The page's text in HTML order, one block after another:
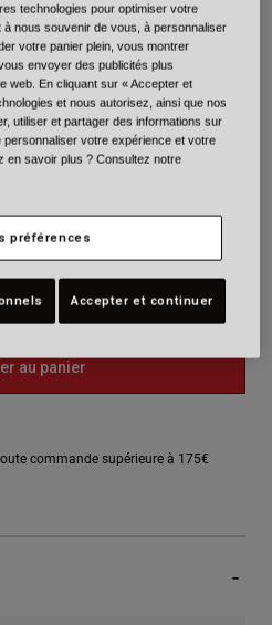
XL
disponibles. Commandez vite.
au panier
commande supérieure à 175€
technologies pour optimiser votre
nous souvenir de vous, à personnaliser
votre panier plein, vous montrer
envoyer des publicités plus
web. En cliquant sur « Accepter et
et nous autorisez, ainsi que nos
utiliser et partager des informations sur
votre expérience et votre
en savoir plus ? Consultez notre
préférences
Accepter et continuer